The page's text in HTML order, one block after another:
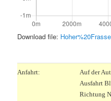
Download file:
Anfahrt:
Auf der
Ausfahrt
Richtung